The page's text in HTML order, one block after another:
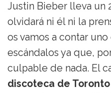
Justin Bieber lleva un
olvidará ni él ni la
os vamos a contar
escándalos ya que,
culpable de nada. El
discoteca de Toronto